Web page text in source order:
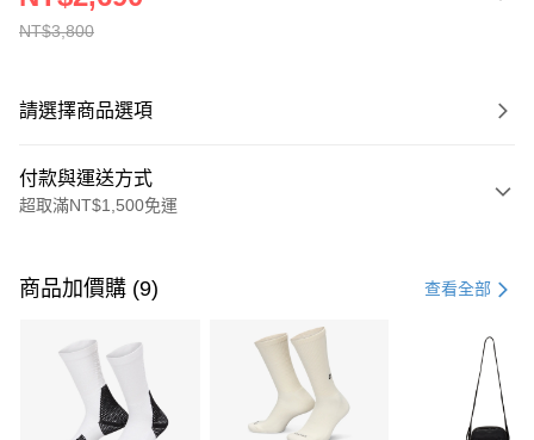
NT$3,800
請選擇商品選項
付款與運送方式
超取滿NT$1,500免運
信用卡一次付款
3 期 0 利率 每期 21家銀行
合作金庫商業銀行
第一商業銀行
華南商業銀行
彰化商業銀行
商品加價購 (9) 查看全部